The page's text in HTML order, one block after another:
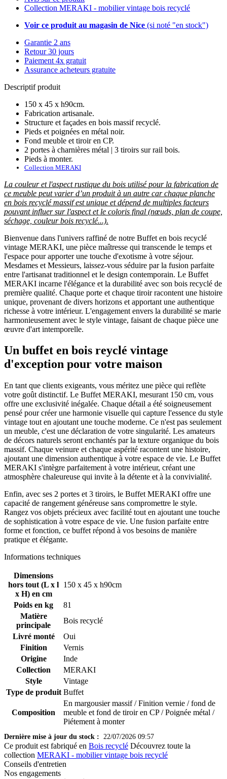
Collection MERAKI - mobilier vintage bois recyclé
Voir ce produit au magasin de Nice (si noté "en stock")
Garantie 2 ans
Retour 30 jours
Paiement 4x gratuit
Assurance acheteurs gratuite
Descriptif produit
150 x 45 x h90cm.
Fabrication artisanale.
Structure et façades en bois massif recyclé.
Pieds et poignées en métal noir.
Fond meuble et tiroir en CP.
2 portes à charnières métal | 3 tiroirs sur rail bois.
Pieds à monter.
Collection MERAKI
La couleur et l'aspect rustique du bois utilisé pour la fabrication de
ce meuble peut varier d’un produit à un autre car chaque planche
en bois recyclé massif est unique et dépend de multiples facteurs
pouvant influer sur l'aspect et le coloris final (nœuds, plan de coupe,
séchage, couleur bois recyclé...).
Bienvenue dans l'univers raffiné de notre Buffet en bois recyclé
vintage MERAKI, une pièce maîtresse qui transcende le temps et
l'espace pour apporter une touche d'exotisme à votre séjour.
Mesdames et Messieurs, laissez-vous séduire par la fusion parfaite
entre l'artisanat traditionnel et le design contemporain. Le Buffet
MERAKI incarne l'élégance et la durabilité avec son bois recyclé de
première qualité. Chaque porte et chaque tiroir racontent une histoire
unique, provenant de divers horizons et apportant une authentique
richesse à votre intérieur. L'engagement envers la durabilité se marie
harmonieusement avec le style vintage, faisant de chaque pièce une
œuvre d'art intemporelle.
Un buffet en bois reyclé vintage
d'exception pour votre maison
En tant que clients exigeants, vous méritez une pièce qui reflète
votre goût distinctif. Le Buffet MERAKI, mesurant 150 cm, vous
offre une exclusivité inégalée. Chaque détail a été soigneusement
pensé pour créer une harmonie visuelle qui capture l'essence du style
vintage tout en ajoutant une touche moderne. Ce n'est pas seulement
un meuble, c'est une déclaration de votre singularité. Les amateurs
de décors naturels seront enchantés par la texture organique du bois
massif. Chaque veinure et chaque aspérité racontent une histoire,
ajoutant une dimension authentique à votre espace de vie. Le Buffet
MERAKI s'intègre parfaitement à votre intérieur, créant une
atmosphère chaleureuse qui invite à la détente et à la convivialité.
Enfin, avec ses 2 portes et 3 tiroirs, le Buffet MERAKI offre une
capacité de rangement généreuse sans compromettre le style.
Rangez vos objets précieux avec facilité tout en ajoutant une touche
de sophistication à votre espace de vie. Une fusion parfaite entre
forme et fonction, ce buffet répond à vos besoins de manière
pratique et élégante.
Informations techniques
Dimensions
hors tout (L x l
x H) en cm
150 x 45 x h90cm
Poids en kg
81
Matière
principale
Bois recyclé
Livré monté
Oui
Finition
Vernis
Origine
Inde
Collection
MERAKI
Style
Vintage
Type de produit Buffet
Composition
En margousier massif / Finition vernie / fond de
meuble et fond de tiroir en CP / Poignée métal /
Piétement à monter
Dernière mise à jour du stock : 22/07/2026 09:57
Ce produit est fabriqué en Bois recyclé Découvrez toute la
collection MERAKI - mobilier vintage bois recyclé
Conseils d'entretien
Nos engagements